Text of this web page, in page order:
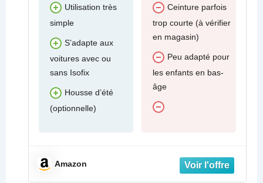
Utilisation très
simple
S’adapte aux
voitures avec ou
sans Isofix
Housse d’été
(optionnelle)
Ceinture parfois
trop courte (à vérifier
en magasin)
Peu adapté pour
les enfants en bas-
âge
Amazon